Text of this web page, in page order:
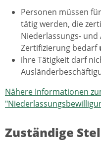
Personen müssen
tätig werden, die
Niederlassungs- und
Zertifizierung bedarf
ihre Tätigkeit darf
Nähere Informationen
Zuständige